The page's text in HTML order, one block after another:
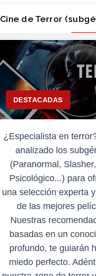
Cine de Terror
DESTACADAS
¿Especialista en
analizado los
(Paranormal,
Psicológico...) para
una selección experta
de las mejores
Nuestras
basadas en un
profundo, te guiarán
miedo perfecto.